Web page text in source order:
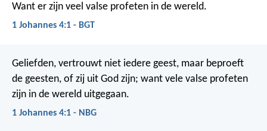
Want er zijn veel valse profeten in de wereld.
1 Johannes 4:1 - BGT
Geliefden, vertrouwt niet iedere geest, maar beproeft
de geesten, of zij uit God zijn; want vele valse profeten
zijn in de wereld uitgegaan.
1 Johannes 4:1 - NBG